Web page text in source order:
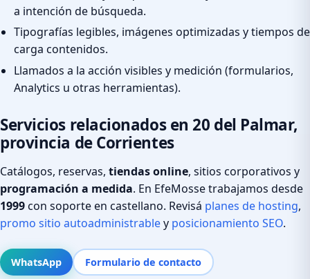
a intención de búsqueda.
Tipografías legibles, imágenes optimizadas y tiempos de
carga contenidos.
Llamados a la acción visibles y medición (formularios,
Analytics u otras herramientas).
Servicios relacionados en 20 del Palmar,
provincia de Corrientes
Catálogos, reservas, tiendas online, sitios corporativos y
programación a medida. En EfeMosse trabajamos desde
1999con soporte en castellano. Revisá planes de hosting,
promo sitio autoadministrabley posicionamiento SEO.
WhatsApp Formulario de contacto